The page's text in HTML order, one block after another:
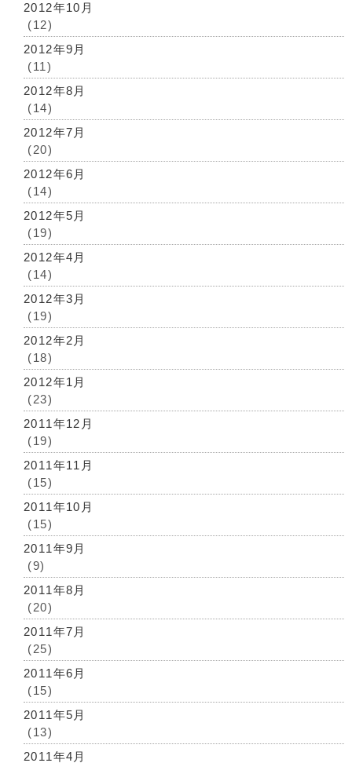
2012年10月
(12)
2012年9月
(11)
2012年8月
(14)
2012年7月
(20)
2012年6月
(14)
2012年5月
(19)
2012年4月
(14)
2012年3月
(19)
2012年2月
(18)
2012年1月
(23)
2011年12月
(19)
2011年11月
(15)
2011年10月
(15)
2011年9月
(9)
2011年8月
(20)
2011年7月
(25)
2011年6月
(15)
2011年5月
(13)
2011年4月